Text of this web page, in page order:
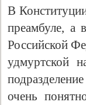
В
преамбуле, а
Российской
удмуртской
очень